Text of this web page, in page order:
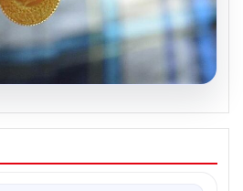
8 Nisan 2026: Altın
oldu? Gram, çeyrek,